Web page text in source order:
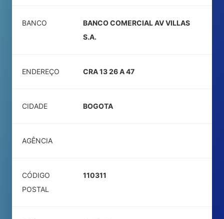
BANCO
BANCO COMERCIAL AV VILLAS
S.A.
ENDEREÇO CRA 13 26 A 47
CIDADE BOGOTA
AGÊNCIA
CÓDIGO
POSTAL
110311